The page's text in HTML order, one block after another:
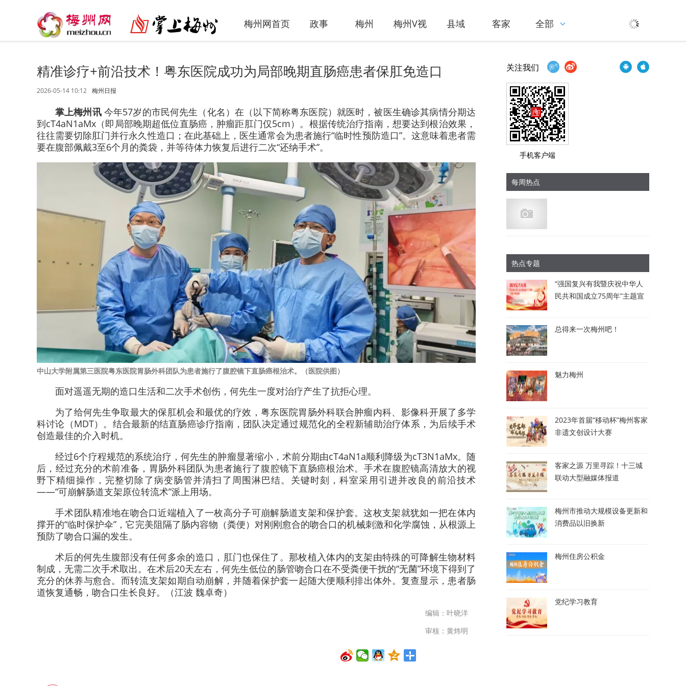
梅州网首页 政事 梅州 梅州V视 县域 客家 全部
精准诊疗+前沿技术！粤东医院成功为局部晚期直肠癌患者保肛免造口
2026-05-14 10:12 梅州日报
掌上梅州讯今年57岁的市民何先生（化名）在（以下简称粤东医院）就医时，被医生确诊其病情分期达
到cT4aN1aMx（即局部晚期超低位直肠癌，肿瘤距肛门仅5cm）。根据传统治疗指南，想要达到根治效果，
往往需要切除肛门并行永久性造口；在此基础上，医生通常会为患者施行“临时性预防造口”。这意味着患者需
要在腹部佩戴3至6个月的粪袋，并等待体力恢复后进行二次“还纳手术”。
中山大学附属第三医院粤东医院胃肠外科团队为患者施行了腹腔镜下直肠癌根治术。（医院供图）
面对遥遥无期的造口生活和二次手术创伤，何先生一度对治疗产生了抗拒心理。
为了给何先生争取最大的保肛机会和最优的疗效，粤东医院胃肠外科联合肿瘤内科、影像科开展了多学
科讨论（MDT）。结合最新的结直肠癌诊疗指南，团队决定通过规范化的全程新辅助治疗体系，为后续手术
创造最佳的介入时机。
经过6个疗程规范的系统治疗，何先生的肿瘤显著缩小，术前分期由cT4aN1a顺利降级为cT3N1aMx。随
后，经过充分的术前准备，胃肠外科团队为患者施行了腹腔镜下直肠癌根治术。手术在腹腔镜高清放大的视
野下精细操作，完整切除了病变肠管并清扫了周围淋巴结。关键时刻，科室采用引进并改良的前沿技术
——“可崩解肠道支架原位转流术”派上用场。
手术团队精准地在吻合口近端植入了一枚高分子可崩解肠道支架和保护套。这枚支架就犹如一把在体内
撑开的“临时保护伞”，它完美阻隔了肠内容物（粪便）对刚刚愈合的吻合口的机械刺激和化学腐蚀，从根源上
预防了吻合口漏的发生。
术后的何先生腹部没有任何多余的造口，肛门也保住了。那枚植入体内的支架由特殊的可降解生物材料
制成，无需二次手术取出。在术后20天左右，何先生低位的肠管吻合口在不受粪便干扰的“无菌”环境下得到了
充分的休养与愈合。而转流支架如期自动崩解，并随着保护套一起随大便顺利排出体外。复查显示，患者肠
道恢复通畅，吻合口生长良好。
（江波 魏卓奇）
编辑：叶晓洋
审核：黄炜明
关注我们
手机客户端
每周热点
热点专题
“强国复兴有我暨庆祝中华人
民共和国成立75周年”主题宣
总得来一次梅州吧！
魅力梅州
2023年首届“移动杯”梅州客家
非遗文创设计大赛
客家之源 万里寻踪！十三城
联动大型融媒体报道
梅州市推动大规模设备更新和
消费品以旧换新
梅州住房公积金
党纪学习教育